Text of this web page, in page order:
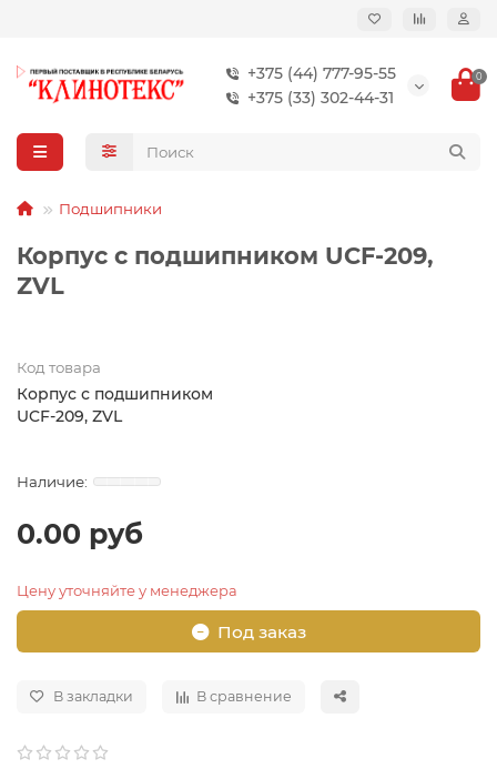
+375 (44) 777-95-55
+375 (33) 302-44-31
0
Подшипники
Корпус с подшипником UCF-209,
ZVL
Код товара
Корпус с подшипником
UCF-209, ZVL
0.00 руб
Цену уточняйте у менеджера
Под заказ
В закладки В сравнение